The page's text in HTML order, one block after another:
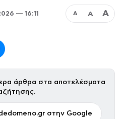
— 16:11 Α Α Α
άρθρα στα αποτελέσματα
στην Google